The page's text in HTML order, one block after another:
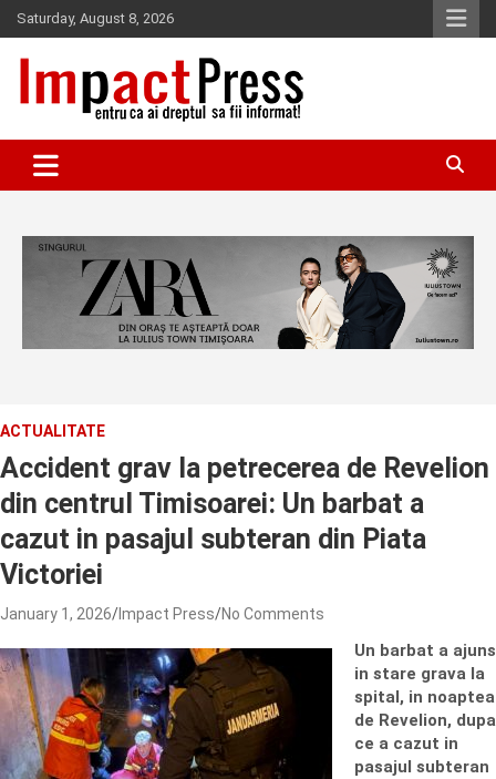
Skip
to
content
Saturday, August 8, 2026
IMPACTPRESS
ACTUALITATE
Accident grav la petrecerea de Revelion
din centrul Timisoarei: Un barbat a
cazut in pasajul subteran din Piata
Victoriei
January 1, 2026 Impact Press No Comments
Un barbat a ajuns
in stare grava la
spital, in noaptea
de Revelion, dupa
ce a cazut in
pasajul subteran